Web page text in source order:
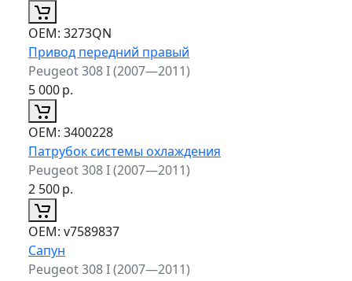
ОЕМ: 3273QN
Привод передний правый
Peugeot 308 I (2007—2011)
5 000р.
ОЕМ: 3400228
Патрубок системы охлаждения
Peugeot 308 I (2007—2011)
2 500р.
ОЕМ: v7589837
Сапун
Peugeot 308 I (2007—2011)